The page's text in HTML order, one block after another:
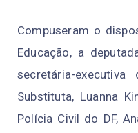
Compuseram o
Educação, a
secretária-executiva
Substituta, Luanna
Polícia Civil do DF,